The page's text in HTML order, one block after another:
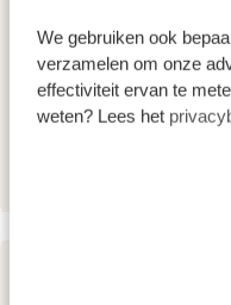
We gebruiken ook
verzamelen om onze
effectiviteit ervan te
weten? Lees het
Bekijkhierde video
ACCOMMODATIES:
Inoga